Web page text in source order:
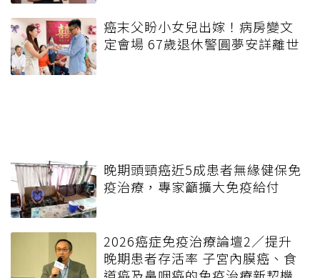
癌末父盼小女兒出嫁！病房變文
定會場 67歲退休警圓夢安詳離世
晚期頭頸癌近5成患者無緣健保免
疫治療，專家籲擴大免疫給付
2026癌症免疫治療論壇2／提升
晚期患者存活率 子宮內膜癌、食